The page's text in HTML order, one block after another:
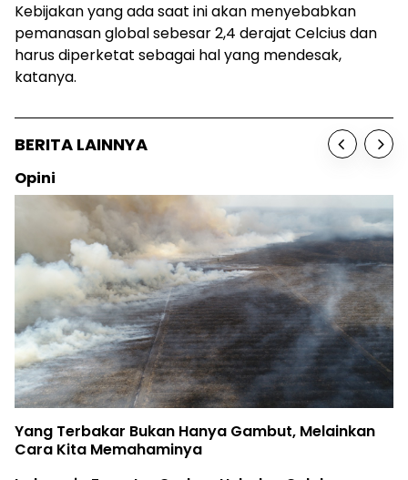
Kebijakan yang ada saat ini akan menyebabkan
pemanasan global sebesar 2,4 derajat Celcius dan
harus diperketat sebagai hal yang mendesak,
katanya.
BERITA LAINNYA
Opini
Yang Terbakar Bukan Hanya Gambut, Melainkan
Cara Kita Memahaminya